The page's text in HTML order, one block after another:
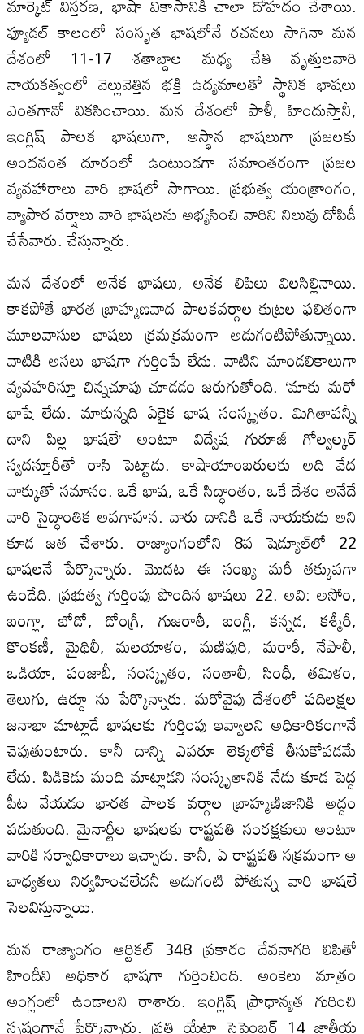
ఫ్యూడల్‌ కాలంలో సంసృత భాషలోనే రచనలు సాగినా మన
దేశంలో 11-17 శతాబ్దాల మధ్య చేతి వృత్తులవారి
నాయకత్వంలో వెల్లువెత్తిన భక్తి ఉద్యమాలతో స్థానిక భాషలు
ఎంతగానో వికసించాయి. మన దేశంలో పాళీ, హిందుస్తానీ,
ఇంగ్లిష్‌ పాలక భాషలుగా, అస్థాన భాషలుగా ప్రజలకు
అందనంత దూరంలో ఉంటుండగా సమాంతరంగా ప్రజల
వ్యవహారాలు వారి భాషలో సాగాయి. ప్రభుత్వ యంత్రాంగం,
వ్యాపార వర్షాలు వారి భాషలను అభ్యసించి వారిని నిలువు దోపిడీ
చేసేవారు. చేస్తున్నారు.
మన దేశంలో అనేక భాషలు, అనేక లిపిలు విలసిల్లినాయి.
కాకపోతే భారత బ్రాహ్మణవాద పాలకవర్గాల కుట్రల ఫలితంగా
మూలవాసుల భాషలు క్రమక్రమంగా అడుగంటిపోతున్నాయి.
వాటికి అసలు భాషగా గుర్తింపే లేదు. వాటిని మాండలికాలుగా
వ్యవహరిస్తూ చిన్నచూపు చూడడం జరుగుతోంది. ‘మాకు మరో
భాషే లేదు. మాకున్నది ఏకైక భాష సంస్కృతం. మిగితావన్నీ
దాని పిల్ల భాషలే’ అంటూ విద్వేష గురూజీ గోల్వల్కర్‌
స్వదస్తూరీతో రాసి పెట్టాడు. కాషాయాంబరులకు అది వేద
వాక్కుతో సమానం. ఒకే భాష, ఒకే సిద్ధాంతం, ఒకే దేశం అనేదే
వారి సైద్ధాంతిక అవగాహన. వారు దానికి ఒకే నాయకుడు అని
కూడ జత చేశారు. రాజ్యాంగంలోని 8వ షెడ్యూల్‌లో 22
భాషలనే పేర్కొన్నారు. మొదట ఈ సంఖ్య మరీ తక్కువగా
ఉండేది. ప్రభుత్వ గుర్తింపు పొందిన భాషలు 22. అవి: అసోం,
బంగ్లా, బోడో, డోంగ్రీ, గుజరాతీ, బంగ్లీ, కన్నడ, కశ్మీరీ,
కొంకణీ, మైథిలీ, మలయాళం, మణిపురి, మరాఠీ, నేపాలీ,
ఒడియా, పంజాబీ, సంస్కృతం, సంతాలీ, సింధీ, తమిళం,
తెలుగు, ఉర్దూ ను పేర్కొన్నారు. మరోవైపు దేశంలో పదిలక్షల
జనాభా మాట్లాడే భాషలకు గుర్తింపు ఇవ్వాలని అధికారికంగానే
చెపుతుంటారు. కానీ దాన్ని ఎవరూ లెక్కలోకే తీసుకోవడమే
లేదు. పిడికెడు మంది మాట్లాడని సంస్కృతానికి నేడు కూడ పెద్ద
పీట‌ వేయడం భారత పాలక వర్గాల బ్రాహ్మణిజానికి అద్దం
పడుతుంది. మైనార్టీల భాషలకు రాష్ట్రపతి సంరక్షకులు అంటూ
వారికి సర్వాధికారాలు ఇచ్చారు. కానీ, ఏ రాష్ట్రపతి సక్రమంగా అ
బాధ్యతలు నిర్వహించలేదనీ అడుగంటి పోతున్న వారి భాషలే
సెలవిస్తున్నాయి.
మన రాజ్యాంగం ఆర్టికల్‌ 348 ప్రకారం దేవనాగరి లిపితో
హిందీని అధికార భాషగా గుర్తించింది. అంకెలు మాత్రం
అంగ్లంలో ఉండాలని రాశారు. ఇంగ్లిష్‌ ప్రాధాన్యత గురించి
స్పష్టంగానే పేర్కొన్నారు. ప్రతి యేటా సెప్టెంబర్‌ 14 జాతీయ